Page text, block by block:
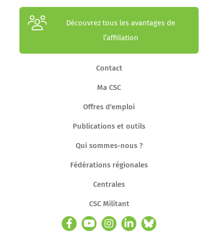
Découvrez tous les avantages de
l’affiliation
Contact
Ma CSC
Offres d'emploi
Publications et outils
Qui sommes-nous ?
Fédérations régionales
Centrales
CSC Militant